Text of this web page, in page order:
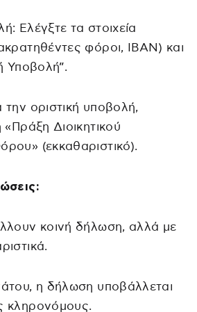
Ελέγξτε τα στοιχεία
φόροι, IBAN) και
Υποβολή”.
οριστική υποβολή,
Διοικητικού
(εκκαθαριστικό).
κοινή δήλωση, αλλά με
η δήλωση υποβάλλεται
κληρονόμους.